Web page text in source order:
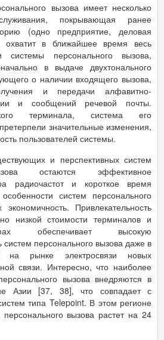
вызова имеет несколько
покрывающая ранее
(одно предприятие, деловая
охватит в ближайшее время весь
персонального вызова,
в выдаче двухтонального
о наличии входящего вызова,
и передачи алфавитно-
и сообщений речевой почты.
терминала, система его
значительные изменения,
пользователей системы.
и перспективных систем
остаются эффективное
радиочастот и короткое время
систем персонального
Привлекательность
низкой стоимости терминалов и
обеспечивает высокую
систем персонального вызова даже в
на рынке электросвязи новых
связи. Интересно, что наиболее
вызова внедряются в
Азии [37, 38], что совпадает с
типа Telepoint. В этом регионе
вызова растет на 24